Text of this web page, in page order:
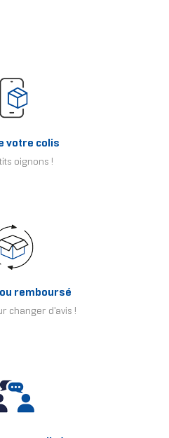
votre colis
oignons !
remboursé
changer d'avis !